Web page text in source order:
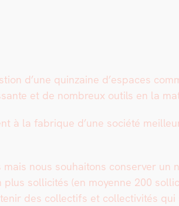
d’une quin­zaine d’espaces
et de nom­breux out­ils en la
à la fab­rique d’une société
nous souhaitons con­serv­er
sol­lic­ités (en moyenne 200
des col­lec­tifs et col­lec­tiv­ités